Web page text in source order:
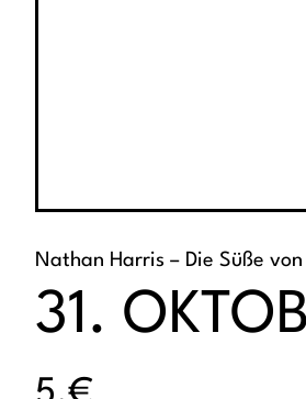
Nathan Harris – Die Süße von
31.